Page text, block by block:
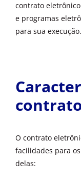
contrato
e programas
para sua execução.
O contrato
facilidades para
delas: